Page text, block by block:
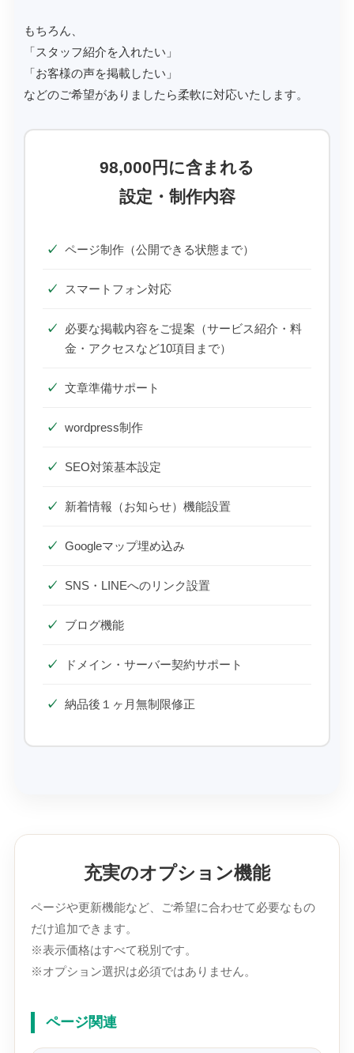
もちろん、
「スタッフ紹介を入れたい」
「お客様の声を掲載したい」
などのご希望がありましたら柔軟に対応いたします。
98,000円に含まれる
設定・制作内容
ページ制作（公開できる状態まで）
スマートフォン対応
必要な掲載内容をご提案（サービス紹介・料
金・アクセスなど10項目まで）
文章準備サポート
wordpress制作
SEO対策基本設定
新着情報（お知らせ）機能設置
Googleマップ埋め込み
SNS・LINEへのリンク設置
ブログ機能
ドメイン・サーバー契約サポート
納品後１ヶ月無制限修正
充実のオプション機能
ページや更新機能など、ご希望に合わせて必要なもの
だけ追加できます。
※表示価格はすべて税別です。
※オプション選択は必須ではありません。
ページ関連